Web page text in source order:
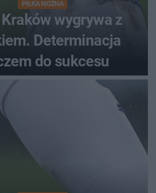
PIŁKA NOŻNA
Kraków wygrywa z
Determinacja
do sukcesu